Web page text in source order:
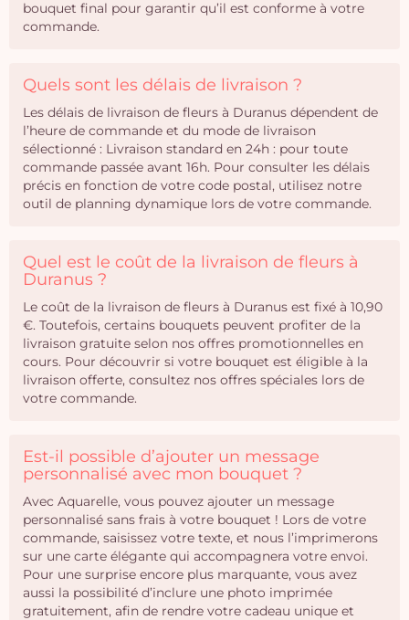
bouquet final pour garantir qu’il est conforme à votre
commande.
Quels sont les délais de livraison ?
Les délais de livraison de fleurs à Duranus dépendent de
l’heure de commande et du mode de livraison
sélectionné : Livraison standard en 24h : pour toute
commande passée avant 16h. Pour consulter les délais
précis en fonction de votre code postal, utilisez notre
outil de planning dynamique lors de votre commande.
Quel est le coût de la livraison de fleurs à
Duranus ?
Le coût de la livraison de fleurs à Duranus est fixé à 10,90
€. Toutefois, certains bouquets peuvent profiter de la
livraison gratuite selon nos offres promotionnelles en
cours. Pour découvrir si votre bouquet est éligible à la
livraison offerte, consultez nos offres spéciales lors de
votre commande.
Est-il possible d’ajouter un message
personnalisé avec mon bouquet ?
Avec Aquarelle, vous pouvez ajouter un message
personnalisé sans frais à votre bouquet ! Lors de votre
commande, saisissez votre texte, et nous l’imprimerons
sur une carte élégante qui accompagnera votre envoi.
Pour une surprise encore plus marquante, vous avez
aussi la possibilité d’inclure une photo imprimée
gratuitement, afin de rendre votre cadeau unique et